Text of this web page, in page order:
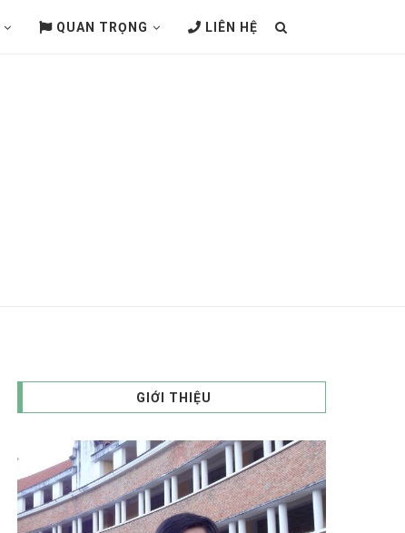
QUAN TRỌNG LIÊN HỆ
GIỚI THIỆU